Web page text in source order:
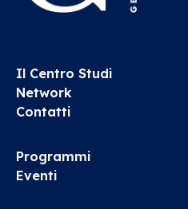
Il Centro Studi
Network
Contatti
Programmi
Eventi